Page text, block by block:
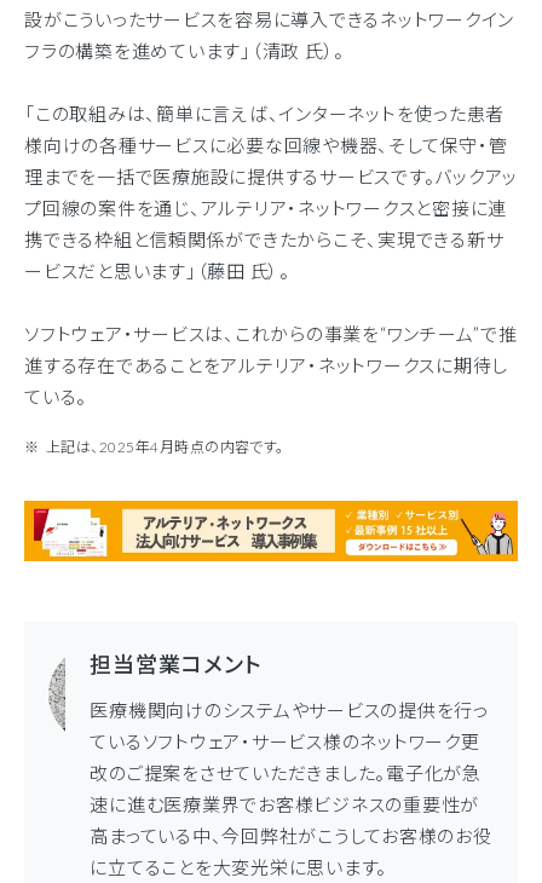
設がこういったサービスを容易に導入できるネットワークイン
フラの構築を進めています」（清政 氏）。
「この取組みは、簡単に言えば、インターネットを使った患者
様向けの各種サービスに必要な回線や機器、そして保守・管
理までを一括で医療施設に提供するサービスです。バックアッ
プ回線の案件を通じ、アルテリア・ネットワークスと密接に連
携できる枠組と信頼関係ができたからこそ、実現できる新サ
ービスだと思います」（藤田 氏）。
ソフトウェア・サービスは、これからの事業を“ワンチーム”で推
進する存在であることをアルテリア・ネットワークスに期待し
ている。
上記は、2025年4月時点の内容です。
担当営業コメント
医療機関向けのシステムやサービスの提供を行っ
ているソフトウェア・サービス様のネットワーク更
改のご提案をさせていただきました。電子化が急
速に進む医療業界でお客様ビジネスの重要性が
高まっている中、今回弊社がこうしてお客様のお役
に立てることを大変光栄に思います。